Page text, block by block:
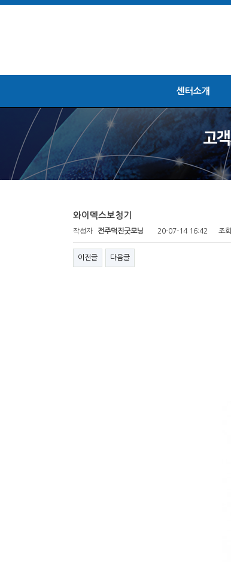
센터소개
와이덱스보청기
작성자 전주덕진굿모닝 20-07-14 16:42 조회
이전글 다음글